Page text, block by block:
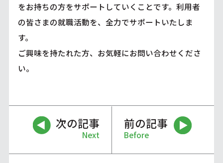
をお持ちの方をサポートしていくことです。利用者
の皆さまの就職活動を、全力でサポートいたしま
す。
ご興味を持たれた方、お気軽にお問い合わせくださ
い。
次の記事
Next
前の記事
Before